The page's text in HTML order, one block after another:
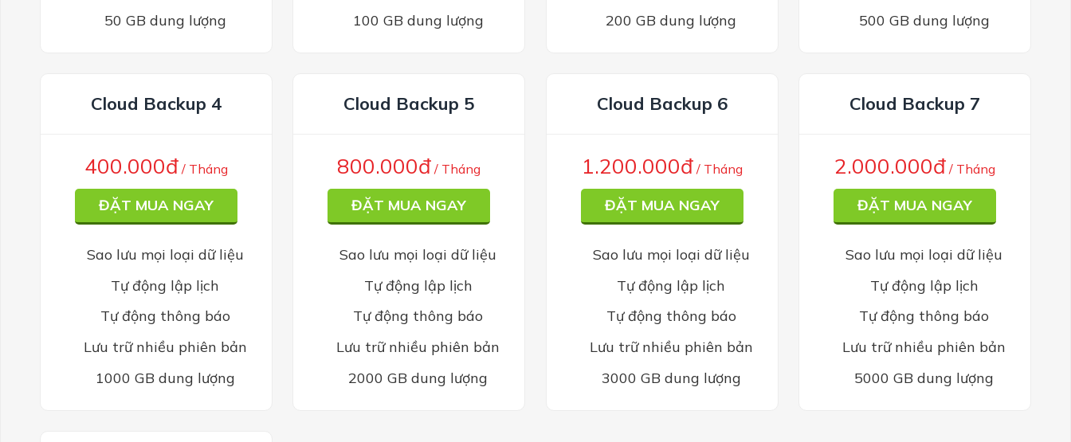
50 GB dung lượng
100 GB dung lượng
200 GB dung lượng
500 GB dung lượng
Cloud Backup 4
400.000đ / Tháng
ĐẶT MUA NGAY
Sao lưu mọi loại dữ liệu
Tự động lập lịch
Tự động thông báo
Lưu trữ nhiều phiên bản
1000 GB dung lượng
Cloud Backup 5
800.000đ / Tháng
ĐẶT MUA NGAY
Sao lưu mọi loại dữ liệu
Tự động lập lịch
Tự động thông báo
Lưu trữ nhiều phiên bản
2000 GB dung lượng
Cloud Backup 6
1.200.000đ / Tháng
ĐẶT MUA NGAY
Sao lưu mọi loại dữ liệu
Tự động lập lịch
Tự động thông báo
Lưu trữ nhiều phiên bản
3000 GB dung lượng
Cloud Backup 7
2.000.000đ / Tháng
ĐẶT MUA NGAY
Sao lưu mọi loại dữ liệu
Tự động lập lịch
Tự động thông báo
Lưu trữ nhiều phiên bản
5000 GB dung lượng